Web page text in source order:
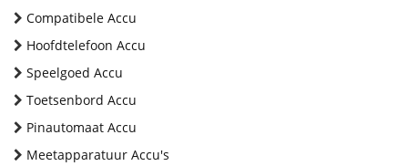
Compatibele Accu
Hoofdtelefoon Accu
Speelgoed Accu
Toetsenbord Accu
Pinautomaat Accu
Meetapparatuur Accu's